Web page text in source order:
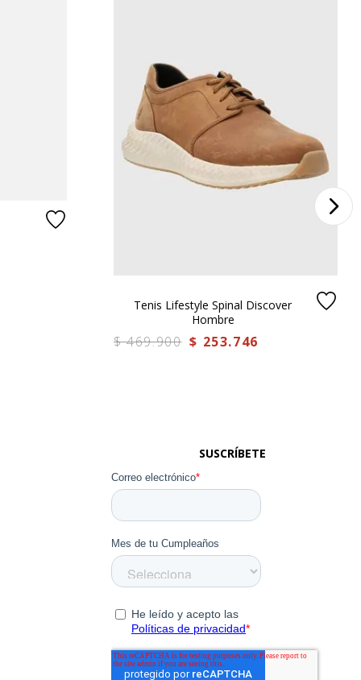
Tenis Lifestyle Spinal Discover
Hombre
$ 469.900 $ 253.746
SUSCRÍBETE